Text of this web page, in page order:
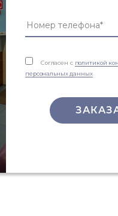
Согласен с политикой
персональных данных